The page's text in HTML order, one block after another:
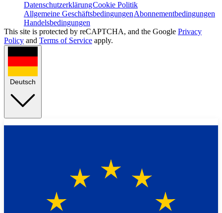
DatenschutzerklärungCookie Politik
Allgemeine GeschäftsbedingungenAbonnementbedingungen
Handelsbedingungen
This site is protected by reCAPTCHA, and the Google Privacy
Policy and Terms of Service apply.
Deutsch